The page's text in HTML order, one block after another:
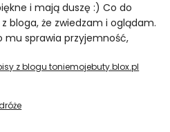
i mają duszę :) Co do
bloga, że zwiedzam i oglądam.
mu sprawia przyjemność,
z blogu toniemojebuty.blox.pl